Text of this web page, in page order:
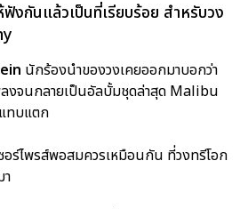
งกันแล้วเป็นที่เรียบร้อย สำหรับวง
นักร้องนำของวงเคยออกมาบอกว่า
ลงจนกลายเป็นอัลบั้มชุดล่าสุด Malibu
ทบแตก
อร์ไพรส์พอสมควรเหมือนกัน ที่วงทรีโอก